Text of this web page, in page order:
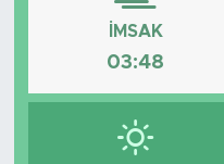
İMSAK
03:48